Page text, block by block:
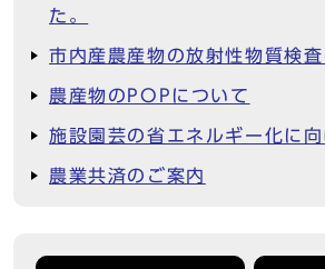
た。
市内産農産物の放射性物質検
農産物のPOPについて
施設園芸の省エネルギー化に向
農業共済のご案内